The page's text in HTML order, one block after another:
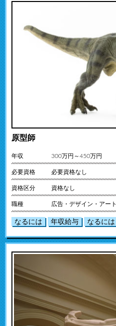
原型師
年収 300万円～450万円
必要資格 必要資格なし
資格区分 資格なし
職種 広告・デザイン・アート
なるには 年収給与 なるには